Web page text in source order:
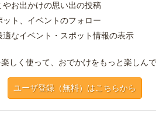
お出かけの思い出の投稿
ト、イベントのフォロー
なイベント・スポット情報の表示
しく使って、おでかけをもっと楽しんで
ユーザ登録（無料）はこちらから